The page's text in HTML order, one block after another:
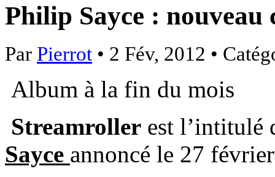
Philip Sayce : nouveau
Par Pierrot • 2 Fév, 2012 •
Album à la fin du mois
Streamroller est l’intitulé
Sayce annoncé le 27